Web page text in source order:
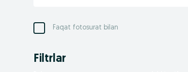
Faqat fotosurat bilan
Filtrlar